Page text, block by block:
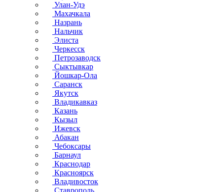
Улан-Удэ
Махачкала
Назрань
Нальчик
Элиста
Черкесск
Петрозаводск
Сыктывкар
Йошкар-Ола
Саранск
Якутск
Владикавказ
Казань
Кызыл
Ижевск
Абакан
Чебоксары
Барнаул
Краснодар
Красноярск
Владивосток
Ставрополь